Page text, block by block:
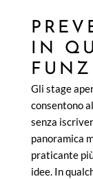
IN
Gli stage
consentono
senza
panoramica
praticante
idee. In